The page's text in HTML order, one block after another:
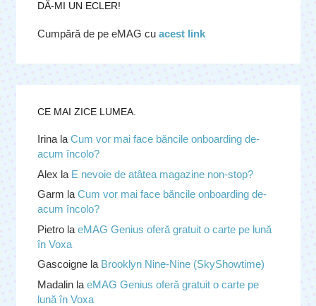
DĂ-MI UN ECLER!
Cumpără de pe eMAG cu acest link
CE MAI ZICE LUMEA.
Irinala Cum vor mai face băncile onboarding de-
acum încolo?
Alex la E nevoie de atâtea magazine non-stop?
Garm la Cum vor mai face băncile onboarding de-
acum încolo?
Pietrola eMAG Genius oferă gratuit o carte pe lună
în Voxa
Gascoignela Brooklyn Nine-Nine (SkyShowtime)
Madalinla eMAG Genius oferă gratuit o carte pe
lună în Voxa